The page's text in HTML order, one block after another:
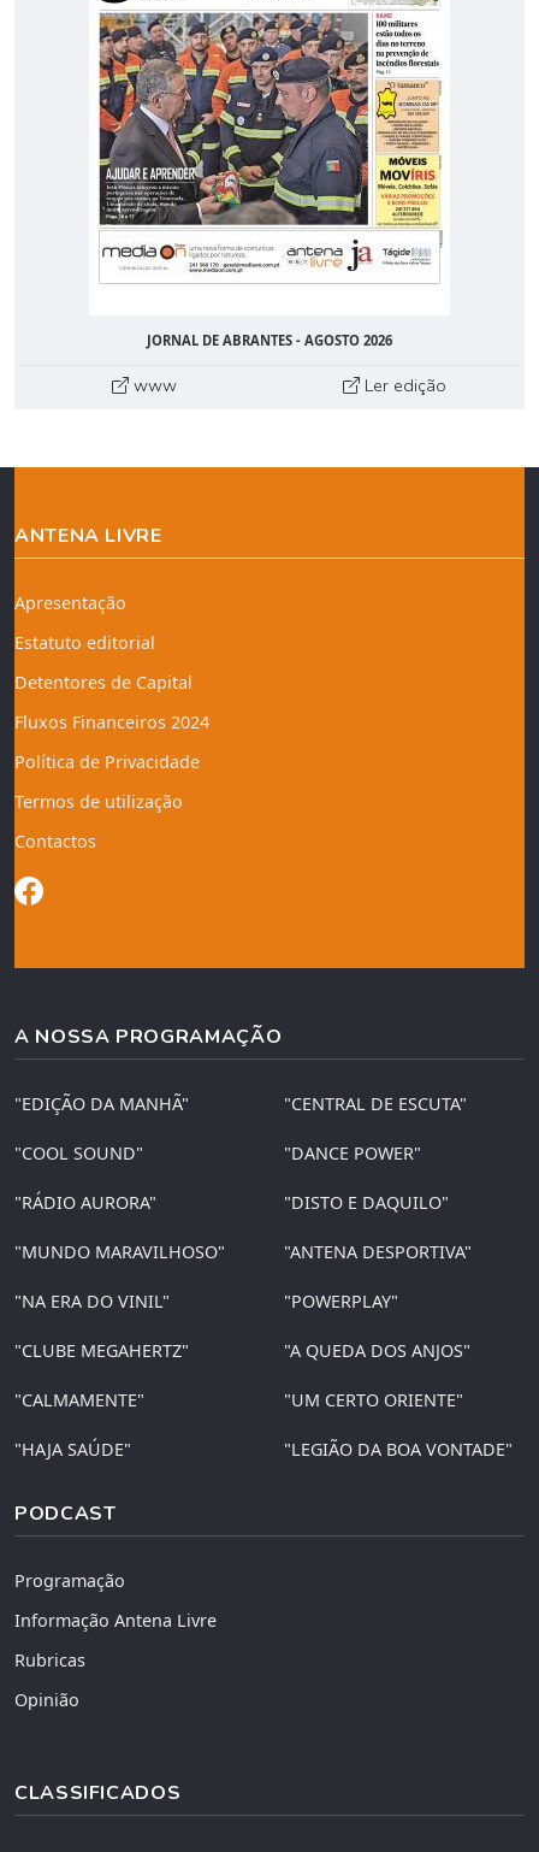
JORNAL DE ABRANTES - AGOSTO 2026
www Ler edição
ANTENA LIVRE
Apresentação
Estatuto editorial
Detentores de Capital
Fluxos Financeiros 2024
Política de Privacidade
Termos de utilização
Contactos
A NOSSA PROGRAMAÇÃO
"EDIÇÃO DA MANHÃ" "CENTRAL DE ESCUTA"
"COOL SOUND" "DANCE POWER"
"RÁDIO AURORA" "DISTO E DAQUILO"
"MUNDO MARAVILHOSO" "ANTENA DESPORTIVA"
"NA ERA DO VINIL" "POWERPLAY"
"CLUBE MEGAHERTZ" "A QUEDA DOS ANJOS"
"CALMAMENTE" "UM CERTO ORIENTE"
"HAJA SAÚDE" "LEGIÃO DA BOA VONTADE"
PODCAST
Programação
Informação Antena Livre
Rubricas
Opinião
CLASSIFICADOS